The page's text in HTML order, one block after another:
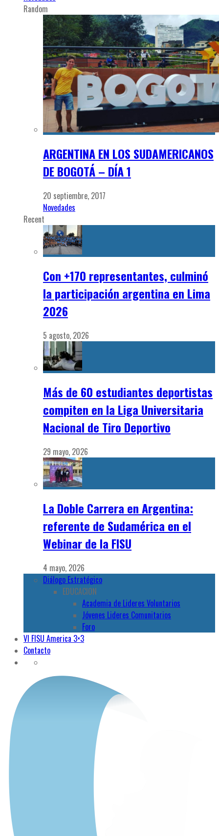
Random
ARGENTINA EN LOS SUDAMERICANOS
DE BOGOTÁ – DÍA 1
20 septiembre, 2017
Novedades
Recent
Con +170 representantes, culminó
la participación argentina en Lima
2026
5 agosto, 2026
Más de 60 estudiantes deportistas
compiten en la Liga Universitaria
Nacional de Tiro Deportivo
29 mayo, 2026
La Doble Carrera en Argentina:
referente de Sudamérica en el
Webinar de la FISU
4 mayo, 2026
Diálogo Estratégico
EDUCACION
Academia de Lideres Voluntarios
Jóvenes Lideres Comunitarios
Foro
VI FISU America 3×3
Contacto